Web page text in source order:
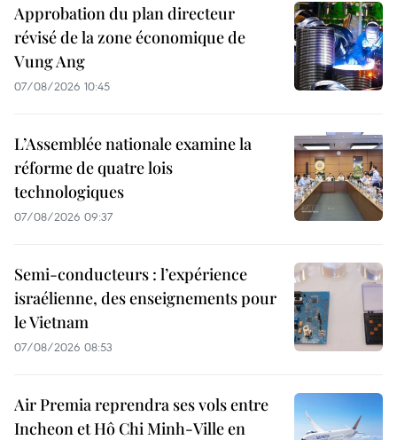
Approbation du plan directeur
révisé de la zone économique de
Vung Ang
07/08/2026 10:45
L’Assemblée nationale examine la
réforme de quatre lois
technologiques
07/08/2026 09:37
Semi-conducteurs : l’expérience
israélienne, des enseignements pour
le Vietnam
07/08/2026 08:53
Air Premia reprendra ses vols entre
Incheon et Hô Chi Minh-Ville en